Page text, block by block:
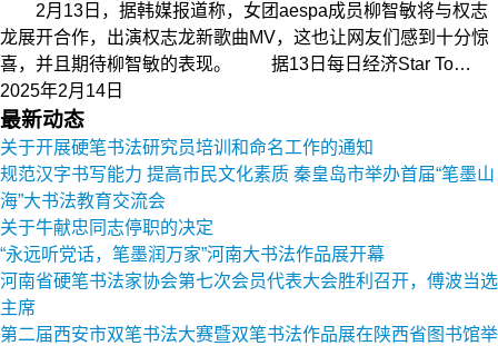
2月13日，据韩媒报道称，女团aespa成员柳智敏将与权志
龙展开合作，出演权志龙新歌曲MV，这也让网友们感到十分惊
喜，并且期待柳智敏的表现。 据13日每日经济Star To…
2025年2月14日
最新动态
关于开展硬笔书法研究员培训和命名工作的通知
规范汉字书写能力 提高市民文化素质 秦皇岛市举办首届“笔墨山
海”大书法教育交流会
关于牛献忠同志停职的决定
“永远听党话，笔墨润万家”河南大书法作品展开幕
河南省硬笔书法家协会第七次会员代表大会胜利召开，傅波当选
主席
第二届西安市双笔书法大赛暨双笔书法作品展在陕西省图书馆举